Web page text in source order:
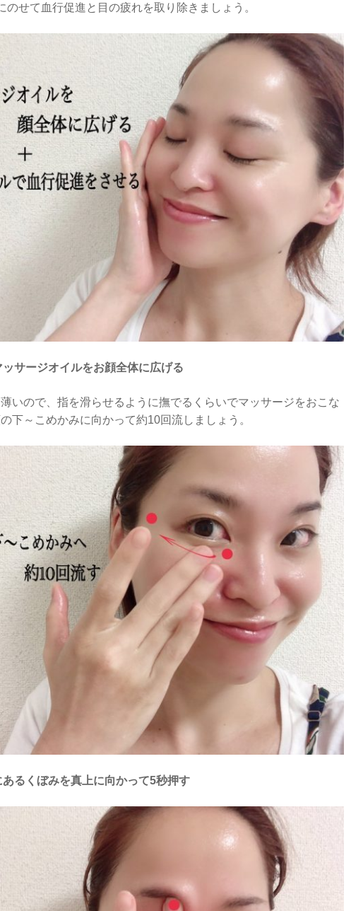
のせて血行促進と目の疲れを取り除きましょう。
サージオイルをお顔全体に広げる
いので、指を滑らせるように撫でるくらいでマッサージをおこな
下～こめかみに向かって約10回流しましょう。
るくぼみを真上に向かって5秒押す